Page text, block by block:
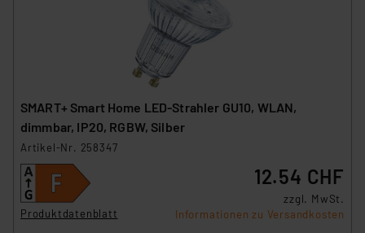
SMART+ Smart Home LED-Strahler GU10, WLAN,
dimmbar, IP20, RGBW, Silber
Artikel-Nr. 258347
Produktdatenblatt
12.54 CHF
zzgl. MwSt.
Informationen zu Versandkosten